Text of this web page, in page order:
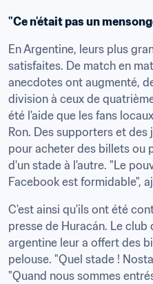
"Ce n'était pas un
En Argentine, leurs plus
satisfaites. De match en
anecdotes ont augmenté,
division à ceux de
été l'aide que les fans
Ron. Des supporters et
pour acheter des billets ou
d'un stade à l'autre. "Le
Facebook est formidable",
C'est ainsi qu'ils ont été
presse de Huracán. Le
argentine leur a offert des
pelouse. "Quel stade !
"Quand nous sommes